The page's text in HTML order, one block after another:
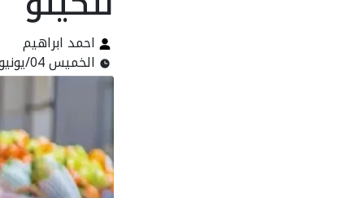
احمد ابراهيم
الخميس 04/يونيو/2026 - 07:58 ص